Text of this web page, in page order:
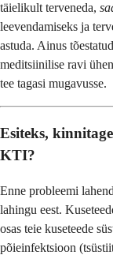
täielikult terveneda,
leevendamiseks ja
astuda. Ainus
meditsiinilise ravi
tee tagasi mugavusse.
Esiteks,
KTI?
Enne probleemi
lahingu eest.
osas teie kuseteede
põieinfektsioon